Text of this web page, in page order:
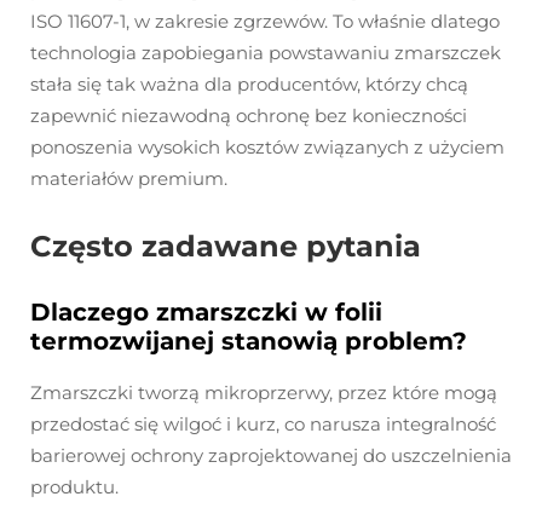
ISO 11607-1, w zakresie zgrzewów. To właśnie dlatego
technologia zapobiegania powstawaniu zmarszczek
stała się tak ważna dla producentów, którzy chcą
zapewnić niezawodną ochronę bez konieczności
ponoszenia wysokich kosztów związanych z użyciem
materiałów premium.
Często zadawane pytania
Dlaczego zmarszczki w folii
termozwijanej stanowią problem?
Zmarszczki tworzą mikroprzerwy, przez które mogą
przedostać się wilgoć i kurz, co narusza integralność
barierowej ochrony zaprojektowanej do uszczelnienia
produktu.